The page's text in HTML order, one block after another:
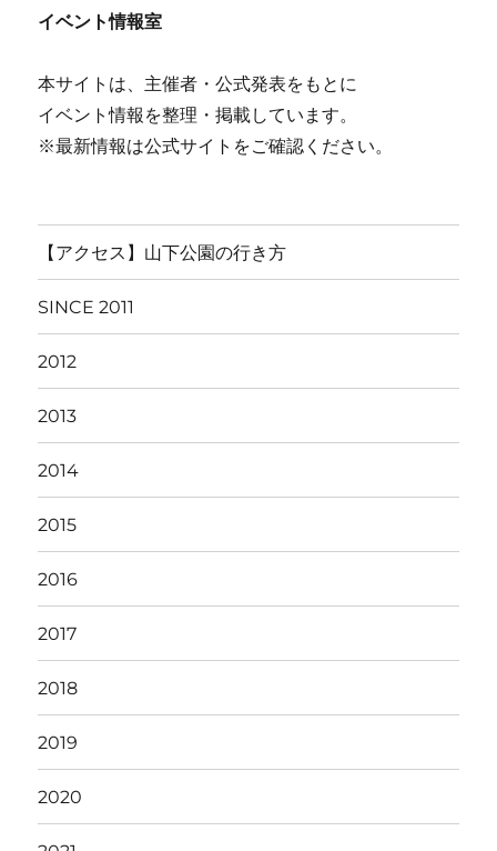
イベント情報室
本サイトは、主催者・公式発表をもとに
イベント情報を整理・掲載しています。
※最新情報は公式サイトをご確認ください。
【アクセス】山下公園の行き方
SINCE 2011
2012
2013
2014
2015
2016
2017
2018
2019
2020